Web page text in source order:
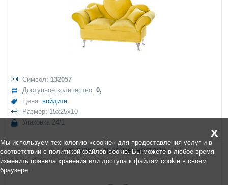
Символ: 132057
Доступное количество:0,
Цена: войдите
Размер: 15x25x10
Упаковка 24/1
шкатулка с драгоценностями
x
Мы используем технологию «cookie» для предоставления услуг и в
соответствии с политикой файлов cookie. Вы можете в любое время
изменить правила хранения или доступа к файлам cookie в своем
браузере.